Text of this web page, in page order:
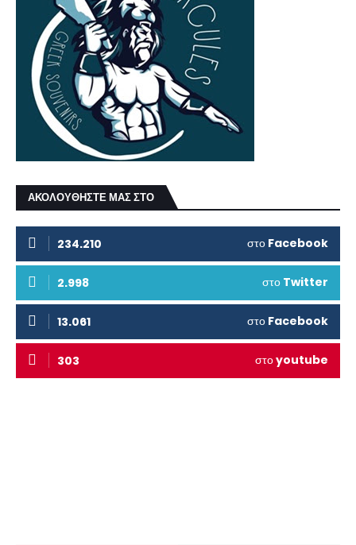
ΑΚΟΛΟΥΘΗΣΤΕ ΜΑΣ ΣΤΟ
234.210 στο Facebook
2.998 στο Twitter
13.061 στο Facebook
303 στοyoutube